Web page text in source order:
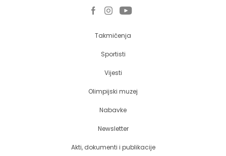
Takmičenja
Sportisti
Vijesti
Olimpijski muzej
Nabavke
Newsletter
Akti, dokumenti i publikacije